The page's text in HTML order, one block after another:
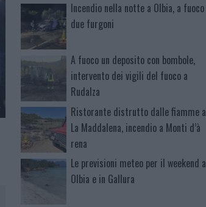
Incendio nella notte a Olbia, a fuoco
due furgoni
A fuoco un deposito con bombole,
intervento dei vigili del fuoco a
Rudalza
Ristorante distrutto dalle fiamme a
La Maddalena, incendio a Monti d’à
rena
Le previsioni meteo per il weekend a
Olbia e in Gallura